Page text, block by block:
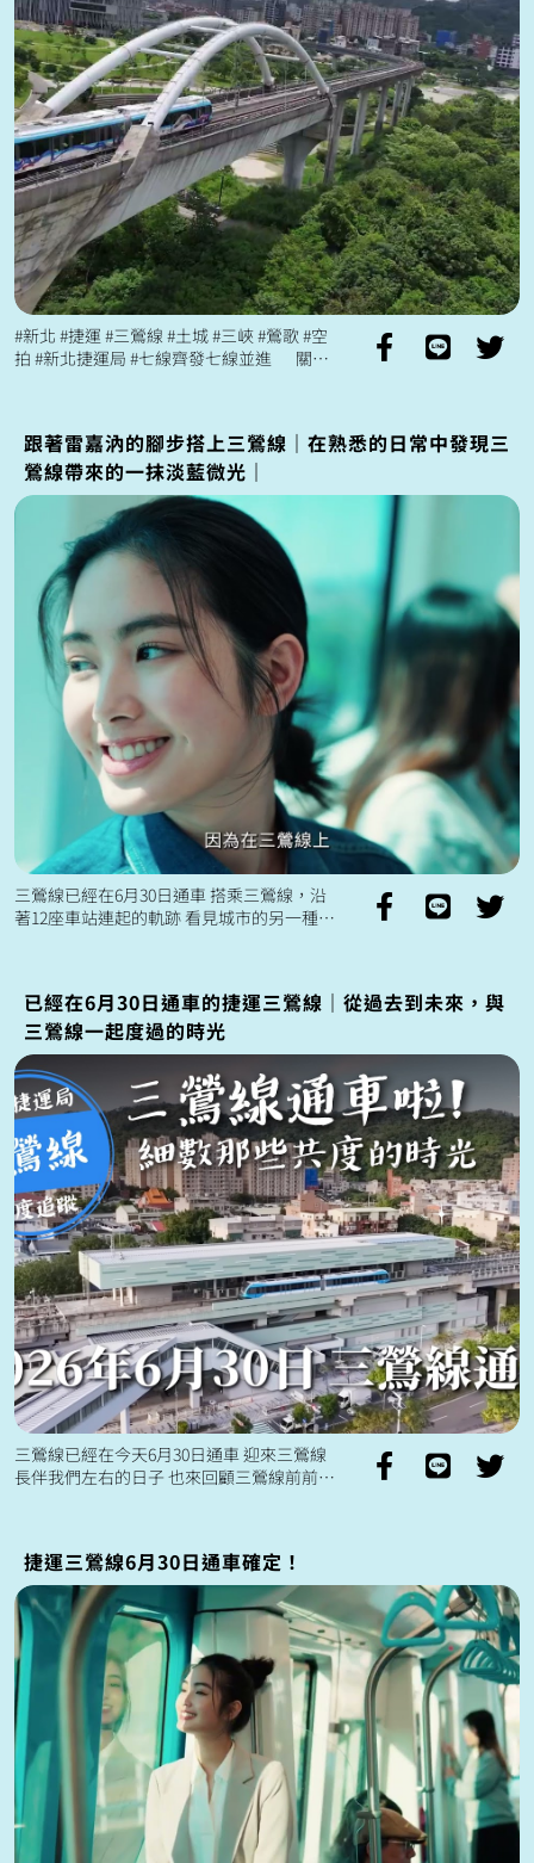
#新北 #捷運 #三鶯線 #土城 #三峽 #鶯歌 #空
拍 #新北捷運局 #七線齊發七線並進 關注
跟著雷嘉汭的腳步搭上三鶯線｜在熟悉的日常中發現三
鶯線帶來的一抹淡藍微光｜
三鶯線已經在6月30日通車 搭乘三鶯線，沿
著12座車站連起的軌跡 看見城市的另一種風
已經在6月30日通車的捷運三鶯線｜從過去到未來，與
三鶯線一起度過的時光
三鶯線已經在今天6月30日通車 迎來三鶯線
長伴我們左右的日子 也來回顧三鶯線前前後
捷運三鶯線6月30日通車確定！